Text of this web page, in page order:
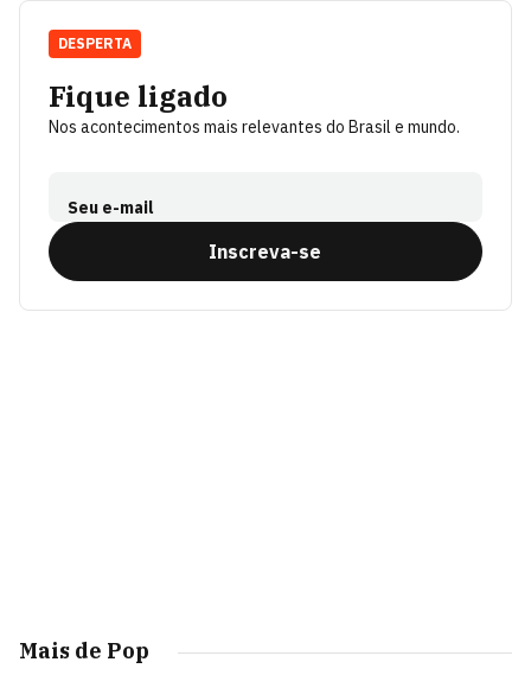
Fique ligado
Nos acontecimentos mais relevantes do Brasil e mundo.
Seu e-mail
Inscreva-se
DESPERTA
Mais de Pop